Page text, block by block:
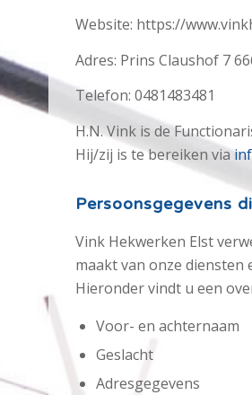
Website: https://
Adres: Prins Claushof 7
Telefon: 0481483481
H.N. Vink is de
Hij/zij is te bereiken via
Persoonsgegevens
Vink Hekwerken Elst
maakt van onze
Hieronder vindt u een
Voor- en achternaam
Geslacht
Adresgegevens